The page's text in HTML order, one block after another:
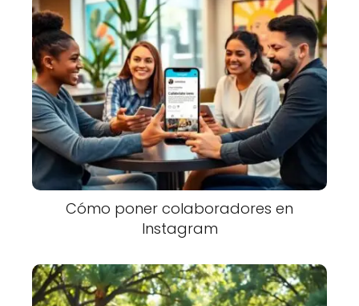
Cómo poner colaboradores en
Instagram